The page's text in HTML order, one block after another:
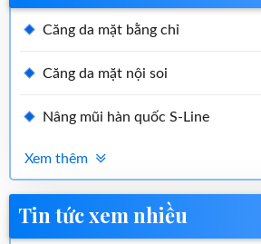
Căng da mặt bằng chỉ
Căng da mặt nội soi
Nâng mũi hàn quốc S-Line
Xem thêm
Tin tức xem nhiều